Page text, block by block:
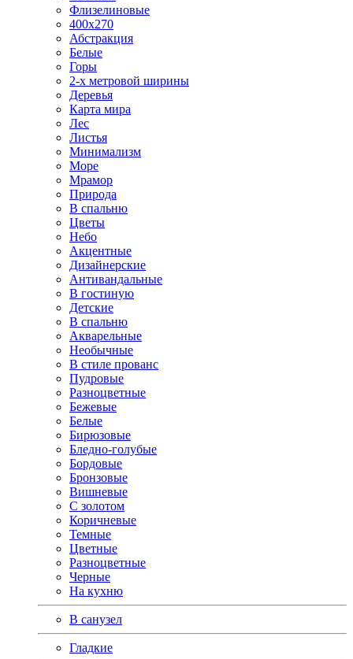
Флизелиновые
400х270
Абстракция
Белые
Горы
2-х метровой ширины
Деревья
Карта мира
Лес
Листья
Минимализм
Море
Мрамор
Природа
В спальню
Цветы
Небо
Акцентные
Дизайнерские
Антивандальные
В гостиную
Детские
В спальню
Акварельные
Необычные
В стиле прованс
Пудровые
Разноцветные
Бежевые
Белые
Бирюзовые
Бледно-голубые
Бордовые
Бронзовые
Вишневые
С золотом
Коричневые
Темные
Цветные
Разноцветные
Черные
На кухню
В санузел
Гладкие